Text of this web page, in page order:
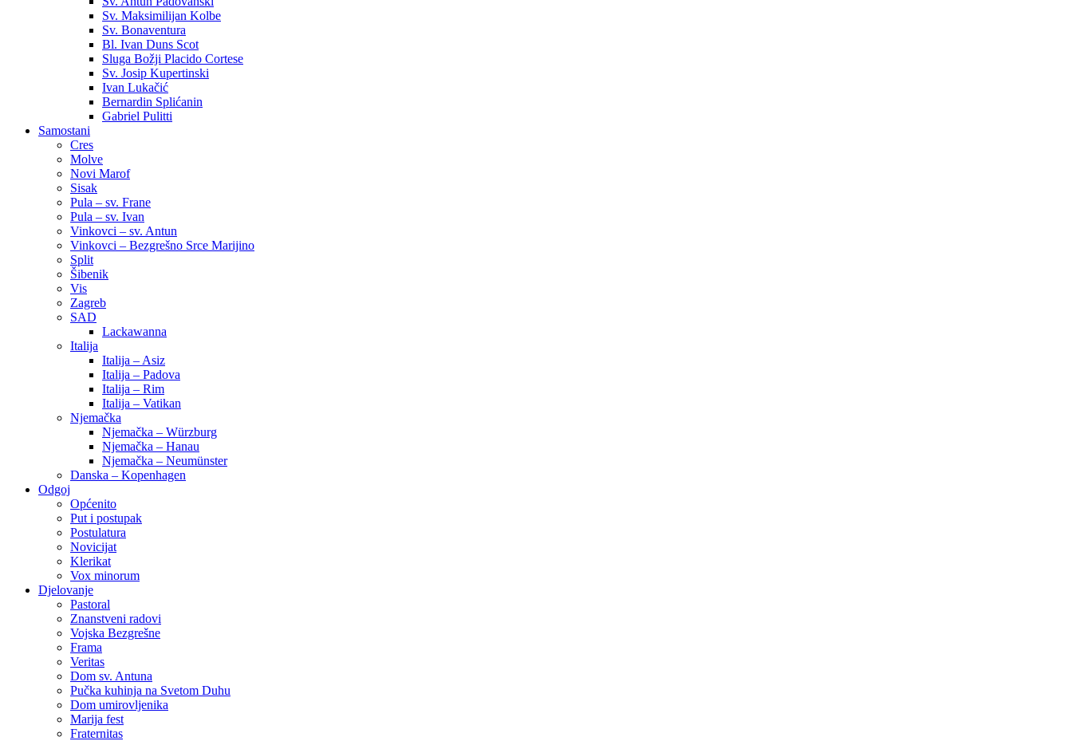
Sv. Maksimilijan Kolbe
Sv. Bonaventura
Bl. Ivan Duns Scot
Sluga Božji Placido Cortese
Sv. Josip Kupertinski
Ivan Lukačić
Bernardin Splićanin
Gabriel Pulitti
Samostani
Cres
Molve
Novi Marof
Sisak
Pula – sv. Frane
Pula – sv. Ivan
Vinkovci – sv. Antun
Vinkovci – Bezgrešno Srce Marijino
Split
Šibenik
Vis
Zagreb
SAD
Lackawanna
Italija
Italija – Asiz
Italija – Padova
Italija – Rim
Italija – Vatikan
Njemačka
Njemačka – Würzburg
Njemačka – Hanau
Njemačka – Neumünster
Danska – Kopenhagen
Odgoj
Općenito
Put i postupak
Postulatura
Novicijat
Klerikat
Vox minorum
Djelovanje
Pastoral
Znanstveni radovi
Vojska Bezgrešne
Frama
Veritas
Dom sv. Antuna
Pučka kuhinja na Svetom Duhu
Dom umirovljenika
Marija fest
Fraternitas